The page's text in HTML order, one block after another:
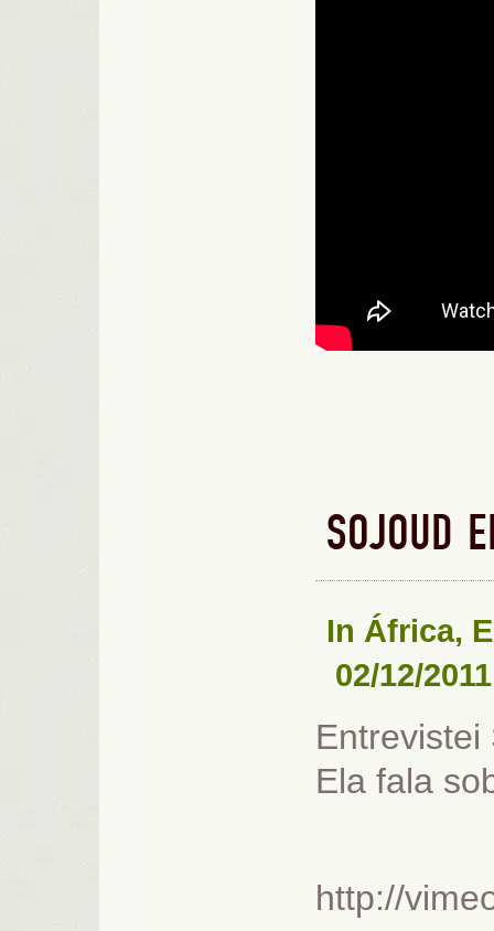
SOJOUD
In África,
02/12/2011
Entrevistei
Ela fala
http://